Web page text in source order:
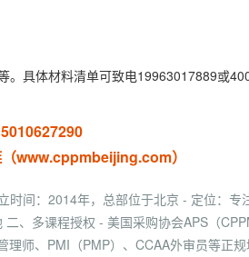
。具体材料清单可致电19963017889或
www.cppmbeijing.com）
时间：2014年，总部位于北京 - 定位：专
、多课程授权 - 美国采购协会APS（
师、PMI（PMP）、CCAA外审员等正